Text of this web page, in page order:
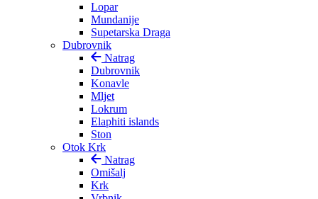
Lopar
Mundanije
Supetarska Draga
Dubrovnik
Natrag
Dubrovnik
Konavle
Mljet
Lokrum
Elaphiti islands
Ston
Otok Krk
Natrag
Omišalj
Krk